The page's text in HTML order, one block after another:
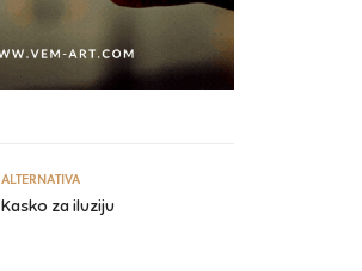
ALTERNATIVA
Kasko za iluziju